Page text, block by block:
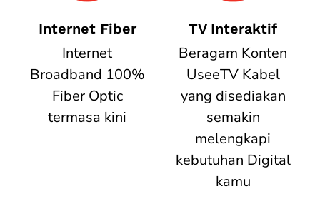
Internet Fiber
Internet
Broadband 100%
Fiber Optic
termasa kini
TV Interaktif
Beragam Konten
UseeTV Kabel
yang disediakan
semakin
melengkapi
kebutuhan Digital
kamu